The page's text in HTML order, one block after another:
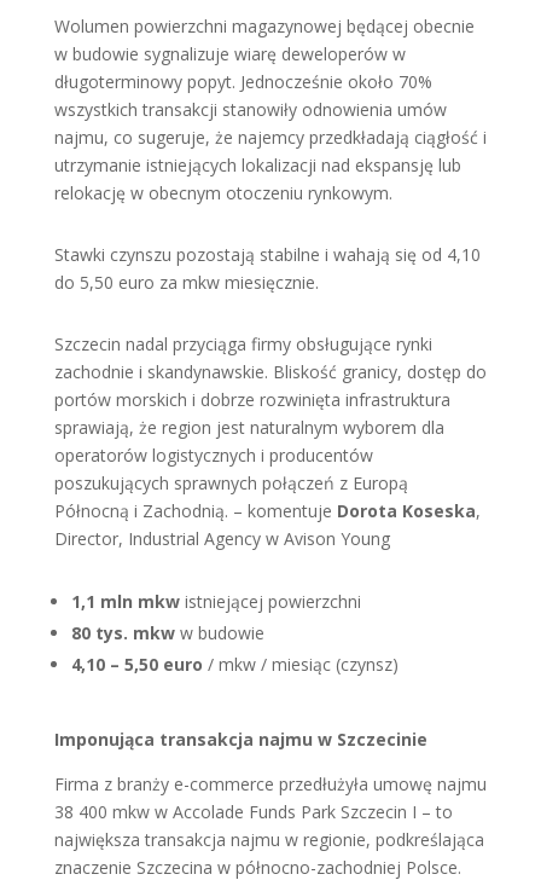
Wolumen powierzchni magazynowej będącej obecnie
w budowie sygnalizuje wiarę deweloperów w
długoterminowy popyt. Jednocześnie około 70%
wszystkich transakcji stanowiły odnowienia umów
najmu, co sugeruje, że najemcy przedkładają ciągłość i
utrzymanie istniejących lokalizacji nad ekspansję lub
relokację w obecnym otoczeniu rynkowym.
Stawki czynszu pozostają stabilne i wahają się od 4,10
do 5,50 euro za mkw miesięcznie.
Szczecin nadal przyciąga firmy obsługujące rynki
zachodnie i skandynawskie. Bliskość granicy, dostęp do
portów morskich i dobrze rozwinięta infrastruktura
sprawiają, że region jest naturalnym wyborem dla
operatorów logistycznych i producentów
poszukujących sprawnych połączeń z Europą
Północną i Zachodnią. – komentuje Dorota Koseska,
Director, Industrial Agency w Avison Young
1,1 mln mkwistniejącej powierzchni
80 tys. mkww budowie
4,10 – 5,50 euro / mkw / miesiąc (czynsz)
Imponująca transakcja najmu w Szczecinie
Firma z branży e-commerce przedłużyła umowę najmu
38 400 mkw w Accolade Funds Park Szczecin I – to
największa transakcja najmu w regionie, podkreślająca
znaczenie Szczecina w północno-zachodniej Polsce.